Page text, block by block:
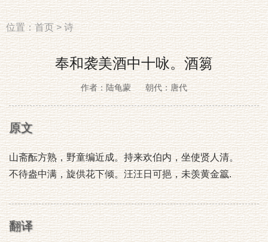
位置：首页>诗
奉和袭美酒中十咏。酒篘
作者：陆龟蒙 朝代：唐代
原文
山斋酝方熟，野童编近成。持来欢伯内，坐使贤人清。
不待盎中满，旋供花下倾。汪汪日可挹，未羡黄金籝.
翻译